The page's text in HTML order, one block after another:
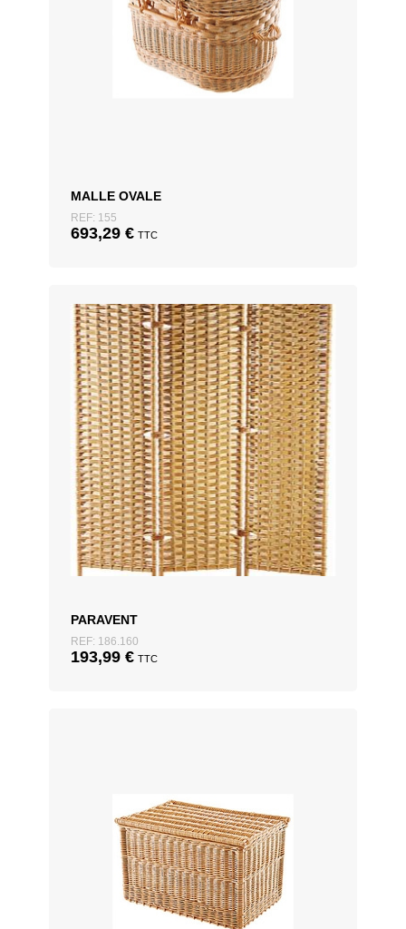
MALLE OVALE
REF: 155
693,29 € TTC
PARAVENT
REF: 186.160
193,99 € TTC